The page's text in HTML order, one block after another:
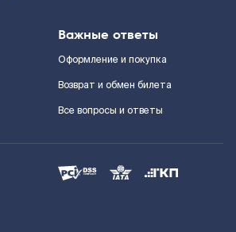
Важные ответы
Оформление и покупка
Возврат и обмен билета
Все вопросы и ответы